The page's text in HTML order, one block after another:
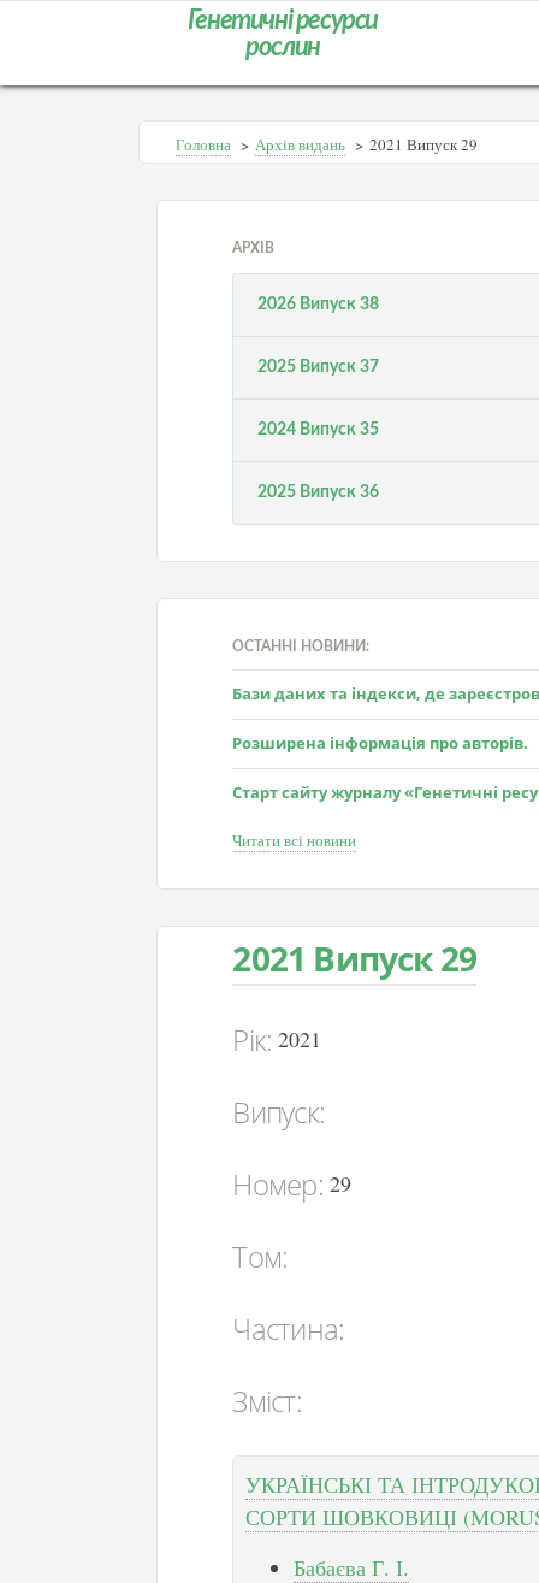
Генетичні ресурси
рослин
Головна > Архів видань > 2021 Випуск 29
АРХІВ
2026 Випуск 38
2025 Випуск 37
2024 Випуск 35
2025 Випуск 36
ОСТАННІ НОВИНИ:
Бази даних та індекси, де
Розширена інформація про авторів.
Старт сайту журналу «Генетичні
Читати всі новини
2021 Випуск 29
Рік: 2021
Випуск:
Номер: 29
Том:
Частина:
Зміст:
УКРАЇНСЬКІ ТА
СОРТИ ШОВКОВИЦІ
Бабаєва Г. І.